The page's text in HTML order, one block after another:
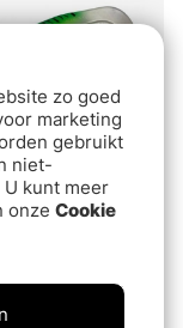
35cm,
zo goed
marketing
gebruikt
niet-
kunt meer
onze Cookie